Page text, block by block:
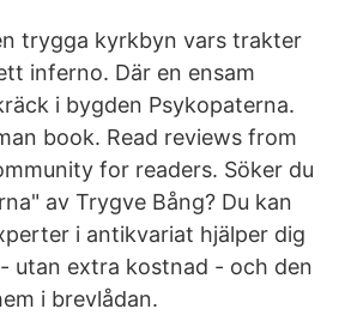
trygga kyrkbyn vars trakter
inferno. Där en ensam
i bygden Psykopaterna.
book. Read reviews from
for readers. Söker du
av Trygve Bång? Du kan
i antikvariat hjälper dig
utan extra kostnad - och den
i brevlådan.